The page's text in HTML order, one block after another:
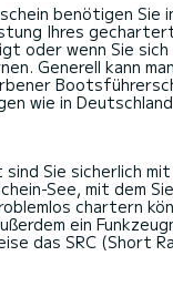
benötigen Sie
Ihres
oder wenn Sie sich
Generell kann
wie in
Sie sicherlich mit
See, mit dem
chartern
ein
das SRC (Short